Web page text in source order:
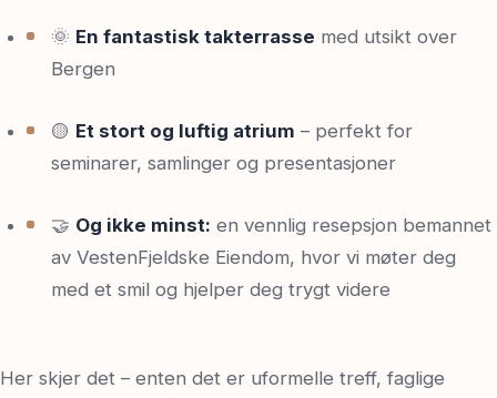
🌞 En fantastisk takterrasse med utsikt over
Bergen
🟡 Et stort og luftig atrium – perfekt for
seminarer, samlinger og presentasjoner
🤝 Og ikke minst: en vennlig resepsjon bemannet
av VestenFjeldske Eiendom, hvor vi møter deg
med et smil og hjelper deg trygt videre
Her skjer det – enten det er uformelle treff, faglige